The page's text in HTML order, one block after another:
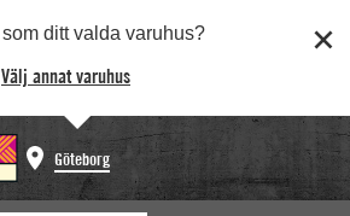
som ditt valda varuhus?
Välj annat varuhus
Göteborg